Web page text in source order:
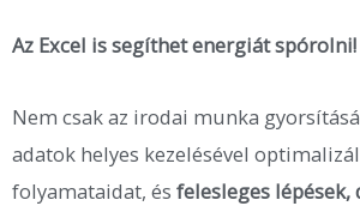
Az Excel is segíthet energiát spórolni!
Nem csak az irodai munka
adatok helyes kezelésével
folyamataidat, és felesleges